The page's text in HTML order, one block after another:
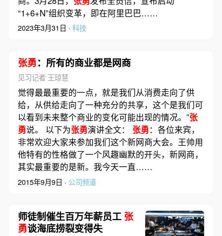
“1+6+N”组织变革，即在阿里巴巴……
2023年3月31日 · 科技
张勇：所有的商业都是网商
见习记者 王琼慧
觉得最最重要的一点，就是我们从消费走向了供
给，从供给走向了一种充分的共享，这个是我们可
以看到未来整个商业的变化可能出现的情况。”张
勇说。 以下为张勇演讲全文： 张勇：各位来宾，
非常欢迎大家来参加我们这个新网商大会。王帅用
他特有的性格做了一个风趣幽默的开头，新网商，
其实最重要的是新。我今天一直……
2015年9月9日 · 公司频道
师徒制催生百万年薪员工 张
勇谈海底捞裂变得失